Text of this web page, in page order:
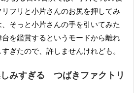
フリと小片さんのお尻を押してみ
そっと小片さんの手を引いてみた
を鑑賞するというモードから離れ
ぎたので、許しませんけれども。
みすぎる つばきファクトリ